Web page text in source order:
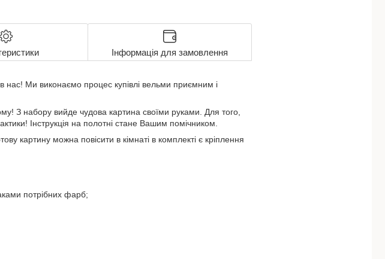
Інформація для замовлення
Ми виконаємо процес купівлі вельми приємним і
З набору вийде чудова картина своїми руками. Для того,
Інструкція на полотні стане Вашим помічником.
картину можна повісити в кімнаті в комплекті є кріплення
потрібних фарб;